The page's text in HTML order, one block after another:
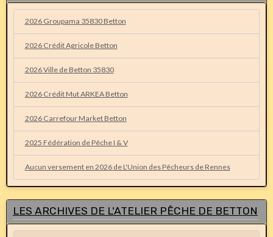
2026 Groupama 35830 Betton
2026 Crédit Agricole Betton
2026 Ville de Betton 35830
2026 Crédit Mut ARKEA Betton
2026 Carrefour Market Betton
2025 Fédération de Pêche I & V
Aucun versement en 2026 de L'Union des Pêcheurs de Rennes
LES ARCHIVES DE L'ATELIER PÊCHE DE BETTON